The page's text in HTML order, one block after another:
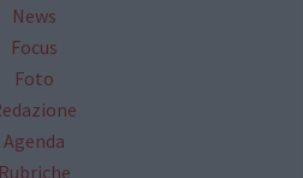
News
Focus
Foto
Agenda
Rubriche